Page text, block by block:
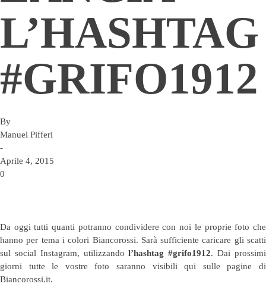
L’HASHTAG
#GRIFO1912
By
Manuel Pifferi
-
Aprile 4, 2015
0
Da oggi tutti quanti potranno condividere con noi le proprie foto che
hanno per tema i colori Biancorossi. Sarà sufficiente caricare gli scatti
sul social Instagram, utilizzando l’hashtag #grifo1912. Dai prossimi
giorni tutte le vostre foto saranno visibili qui sulle pagine di
Biancorossi.it.